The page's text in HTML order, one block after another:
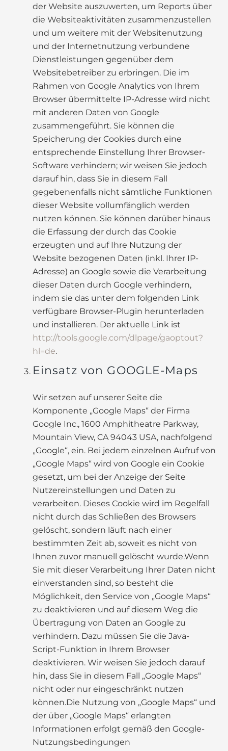
der Website auszuwerten, um Reports über
die Websiteaktivitäten zusammenzustellen
und um weitere mit der Websitenutzung
und der Internetnutzung verbundene
Dienstleistungen gegenüber dem
Websitebetreiber zu erbringen. Die im
Rahmen von Google Analytics von Ihrem
Browser übermittelte IP-Adresse wird nicht
mit anderen Daten von Google
zusammengeführt. Sie können die
Speicherung der Cookies durch eine
entsprechende Einstellung Ihrer Browser-
Software verhindern; wir weisen Sie jedoch
darauf hin, dass Sie in diesem Fall
gegebenenfalls nicht sämtliche Funktionen
dieser Website vollumfänglich werden
nutzen können. Sie können darüber hinaus
die Erfassung der durch das Cookie
erzeugten und auf Ihre Nutzung der
Website bezogenen Daten (inkl. Ihrer IP-
Adresse) an Google sowie die Verarbeitung
dieser Daten durch Google verhindern,
indem sie das unter dem folgenden Link
verfügbare Browser-Plugin herunterladen
und installieren. Der aktuelle Link ist
http://tools.google.com/dlpage/gaoptout?
hl=de.
Einsatz von GOOGLE-Maps
Wir setzen auf unserer Seite die
Komponente „Google Maps“ der Firma
Google Inc., 1600 Amphitheatre Parkway,
Mountain View, CA 94043 USA, nachfolgend
„Google“, ein. Bei jedem einzelnen Aufruf von
„Google Maps“ wird von Google ein Cookie
gesetzt, um bei der Anzeige der Seite
Nutzereinstellungen und Daten zu
verarbeiten. Dieses Cookie wird im Regelfall
nicht durch das Schließen des Browsers
gelöscht, sondern läuft nach einer
bestimmten Zeit ab, soweit es nicht von
Ihnen zuvor manuell gelöscht wurde.Wenn
Sie mit dieser Verarbeitung Ihrer Daten nicht
einverstanden sind, so besteht die
Möglichkeit, den Service von „Google Maps“
zu deaktivieren und auf diesem Weg die
Übertragung von Daten an Google zu
verhindern. Dazu müssen Sie die Java-
Script-Funktion in Ihrem Browser
deaktivieren. Wir weisen Sie jedoch darauf
hin, dass Sie in diesem Fall „Google Maps“
nicht oder nur eingeschränkt nutzen
können.Die Nutzung von „Google Maps“ und
der über „Google Maps“ erlangten
Informationen erfolgt gemäß den Google-
Nutzungsbedingungen